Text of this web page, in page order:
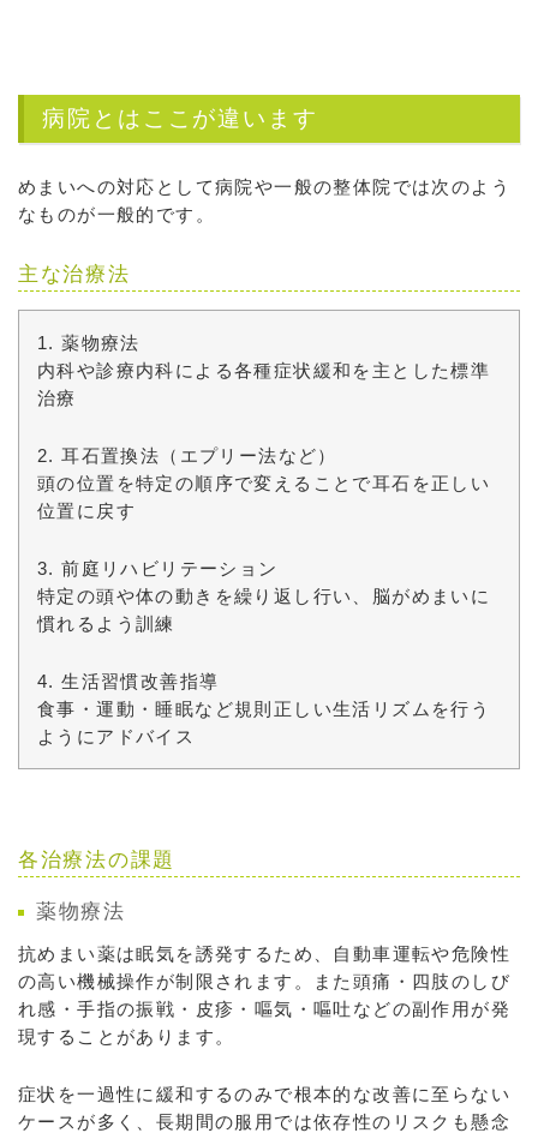
病院とはここが違います
めまいへの対応として病院や一般の整体院では次のよう
なものが一般的です。
主な治療法
1. 薬物療法
内科や診療内科による各種症状緩和を主とした標準
治療
2. 耳石置換法（エプリー法など）
頭の位置を特定の順序で変えることで耳石を正しい
位置に戻す
3. 前庭リハビリテーション
特定の頭や体の動きを繰り返し行い、脳がめまいに
慣れるよう訓練
4. 生活習慣改善指導
食事・運動・睡眠など規則正しい生活リズムを行う
ようにアドバイス
各治療法の課題
薬物療法
抗めまい薬は眠気を誘発するため、自動車運転や危険性
の高い機械操作が制限されます。また頭痛・四肢のしび
れ感・手指の振戦・皮疹・嘔気・嘔吐などの副作用が発
現することがあります。
症状を一過性に緩和するのみで根本的な改善に至らない
ケースが多く、長期間の服用では依存性のリスクも懸念